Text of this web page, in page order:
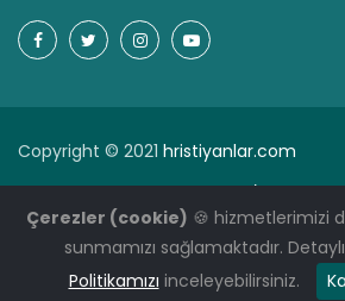
Copyright © 2021 hristiyanlar.com
Dua
Sık Sorulan Sorular
İman
Gizlilik politikası
TR-WP.COM
Çerezler (cookie) 🍪 hizmetlerimizi
sunmamızı sağlamaktadır.
Politikamızı inceleyebilirsiniz.